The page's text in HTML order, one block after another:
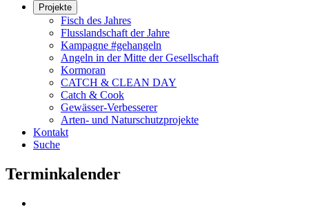
Projekte
Fisch des Jahres
Flusslandschaft der Jahre
Kampagne #gehangeln
Angeln in der Mitte der Gesellschaft
Kormoran
CATCH & CLEAN DAY
Catch & Cook
Gewässer-Verbesserer
Arten- und Naturschutzprojekte
Kontakt
Suche
Terminkalender